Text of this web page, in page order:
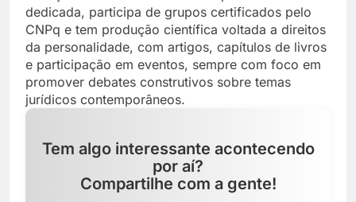
dedicada, participa de grupos certificados pelo
CNPq e tem produção científica voltada a direitos
da personalidade, com artigos, capítulos de livros
e participação em eventos, sempre com foco em
promover debates construtivos sobre temas
jurídicos contemporâneos.
Tem algo interessante acontecendo
por aí?
Compartilhe com a gente!